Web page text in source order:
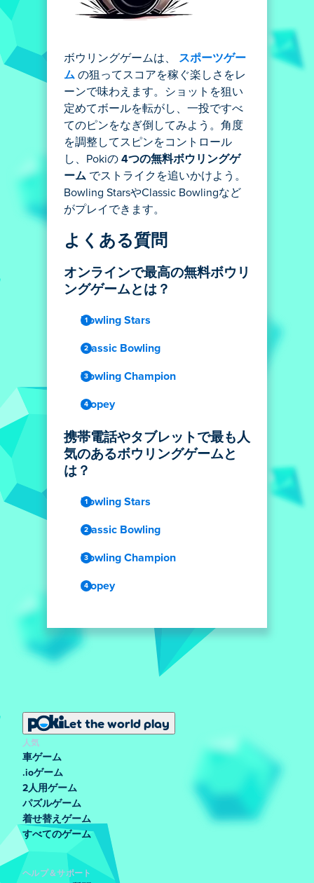
ボウリングゲームは、
スポーツゲー
ム の狙ってスコアを稼ぐ楽しさをレ
ーンで味わえます。ショットを狙い
定めてボールを転がし、一投ですべ
てのピンをなぎ倒してみよう。角度
を調整してスピンをコントロール
し、Pokiの 4つの無料ボウリングゲ
ーム でストライクを追いかけよう。
Bowling StarsやClassic Bowlingなど
がプレイできます。
よくある質問
オンラインで最高の無料ボウリ
ングゲームとは？
Bowling Stars
Classic Bowling
Bowling Champion
Slopey
携帯電話やタブレットで最も人
気のあるボウリングゲームと
は？
Bowling Stars
Classic Bowling
Bowling Champion
Slopey
Let the world play
人気
車ゲーム
.ioゲーム
2人用ゲーム
パズルゲーム
着せ替えゲーム
すべてのゲーム
ヘルプ＆サポート